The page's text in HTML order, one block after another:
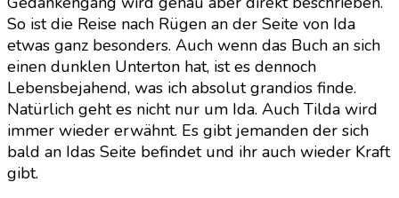
So ist die Reise nach Rügen an der Seite von Ida
etwas ganz besonders. Auch wenn das Buch an sich
einen dunklen Unterton hat, ist es dennoch
Lebensbejahend, was ich absolut grandios finde.
Natürlich geht es nicht nur um Ida. Auch Tilda wird
immer wieder erwähnt. Es gibt jemanden der sich
bald an Idas Seite befindet und ihr auch wieder Kraft
gibt.